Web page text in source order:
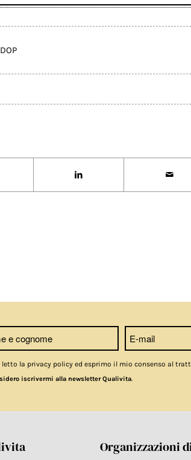
letto la privacy policy ed esprimo il mio consenso al
iscrivermi alla newsletter Qualivita.
Organizzazioni